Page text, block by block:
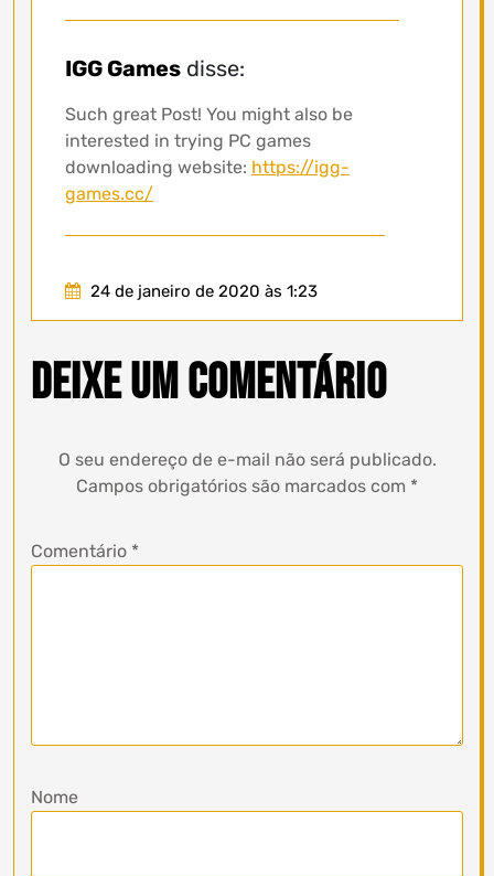
IGG Games disse:
24 de janeiro de 2020 às 1:23
Such great Post! You might also be
interested in trying PC games
downloading website: https://igg-
games.cc/
Deixe um comentário
O seu endereço de e-mail não será publicado.
Campos obrigatórios são marcados com *
Comentário *
Nome